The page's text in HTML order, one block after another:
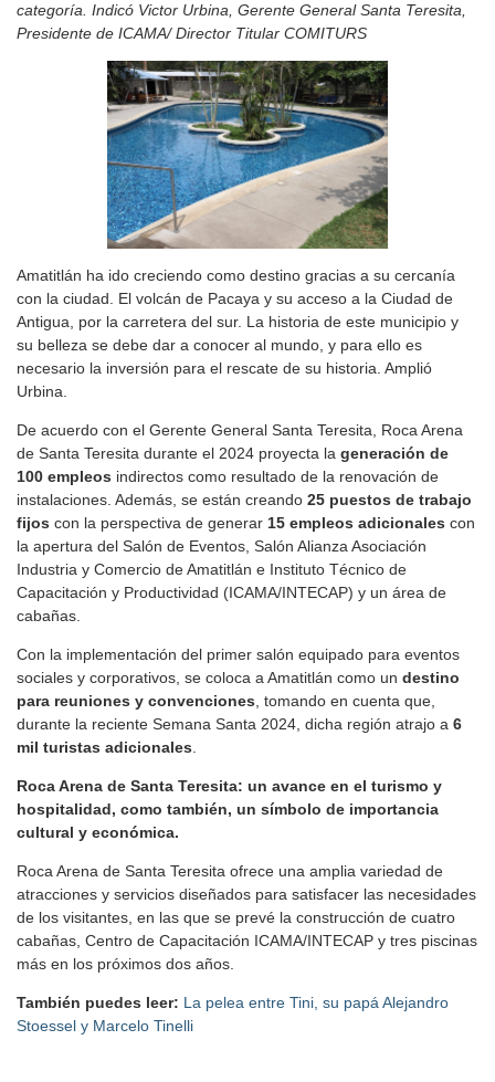
categoría. Indicó Victor Urbina, Gerente General Santa Teresita,
Presidente de ICAMA/ Director Titular COMITURS
Amatitlán ha ido creciendo como destino gracias a su cercanía
con la ciudad. El volcán de Pacaya y su acceso a la Ciudad de
Antigua, por la carretera del sur. La historia de este municipio y
su belleza se debe dar a conocer al mundo, y para ello es
necesario la inversión para el rescate de su historia. Amplió
Urbina.
De acuerdo con el Gerente General Santa Teresita, Roca Arena
de Santa Teresita durante el 2024 proyecta la generación de
100 empleos indirectos como resultado de la renovación de
instalaciones. Además, se están creando 25 puestos de trabajo
fijos con la perspectiva de generar 15 empleos adicionales con
la apertura del Salón de Eventos, Salón Alianza Asociación
Industria y Comercio de Amatitlán e Instituto Técnico de
Capacitación y Productividad (ICAMA/INTECAP) y un área de
cabañas.
Con la implementación del primer salón equipado para eventos
sociales y corporativos, se coloca a Amatitlán como un destino
para reuniones y convenciones , tomando en cuenta que,
durante la reciente Semana Santa 2024, dicha región atrajo a 6
mil turistas adicionales
Roca Arena de Santa Teresita: un avance en el turismo y
hospitalidad, como también, un símbolo de importancia
cultural y económica.
Roca Arena de Santa Teresita ofrece una amplia variedad de
atracciones y servicios diseñados para satisfacer las necesidades
de los visitantes, en las que se prevé la construcción de cuatro
cabañas, Centro de Capacitación ICAMA/INTECAP y tres piscinas
más en los próximos dos años.
También puedes leer: La pelea entre Tini, su papá Alejandro
Stoessel y Marcelo Tinelli